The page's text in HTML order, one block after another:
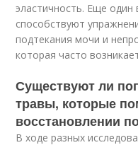
эластичность. Еще
способствуют
подтекания мочи и
которая часто
Существуют ли
травы, которые
восстановлении
В ходе разных